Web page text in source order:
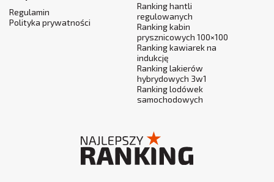
Regulamin
Polityka prywatności
Ranking hantli
regulowanych
Ranking kabin
prysznicowych 100×100
Ranking kawiarek na
indukcję
Ranking lakierów
hybrydowych 3w1
Ranking lodówek
samochodowych